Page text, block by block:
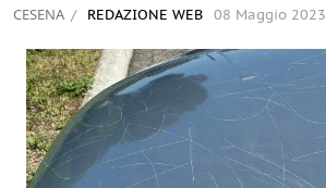
CESENA REDAZIONE WEB 08 Maggio 2023